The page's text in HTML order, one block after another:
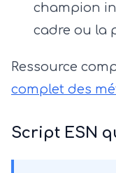
champion
cadre ou la
Ressource
complet des
Script ESN